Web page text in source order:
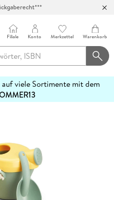
Filiale Konto Merkzettel Warenkorb
auf viele Sortimente mit dem